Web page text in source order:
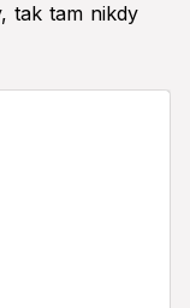
tak tam nikdy